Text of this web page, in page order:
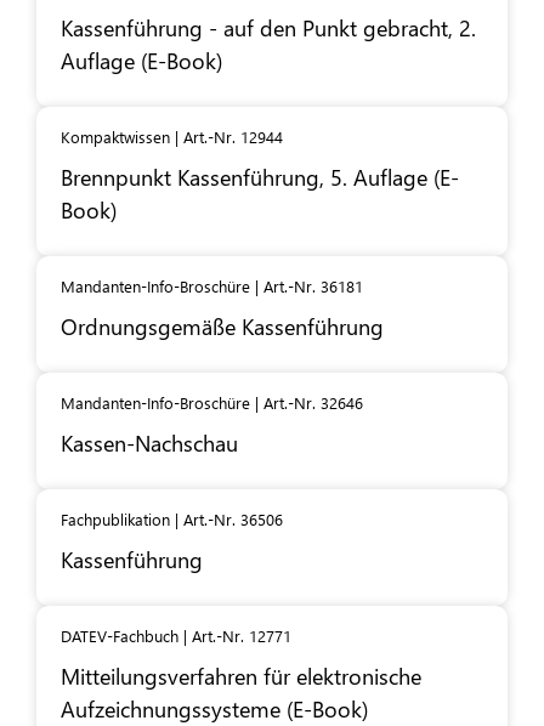
Kassenführung - auf den Punkt gebracht, 2.
Auflage (E-Book)
Kompaktwissen | Art.-Nr. 12944
Brennpunkt Kassenführung, 5. Auflage (E-
Book)
Mandanten-Info-Broschüre | Art.-Nr. 36181
Ordnungsgemäße Kassenführung
Mandanten-Info-Broschüre | Art.-Nr. 32646
Kassen-Nachschau
Fachpublikation | Art.-Nr. 36506
Kassenführung
DATEV-Fachbuch | Art.-Nr. 12771
Mitteilungsverfahren für elektronische
Aufzeichnungssysteme (E-Book)